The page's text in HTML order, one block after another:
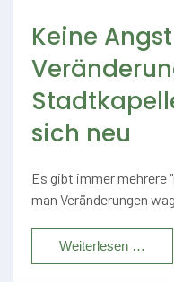
Keine
sich neu
Es gibt immer mehrere
man Veränderungen
Weiterlesen …